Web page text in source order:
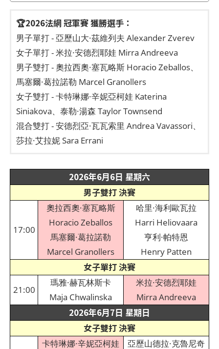
🏆2026法網 冠軍賽 獲勝選手：
男子單打 - 亞歷山大·茲維列夫 Alexander Zverev
女子單打 - 米拉·安德烈耶娃 Mirra Andreeva
男子雙打 - 奧拉西奧·塞瓦略斯 Horacio Zeballos、
馬塞爾·葛拉諾勒 Marcel Granollers
女子雙打 - 卡特琳娜·辛妮亞柯娃 Katerina
Siniakova、泰勒·湯森 Taylor Townsend
混合雙打 - 安德烈亞·瓦瓦索里 Andrea Vavassori、
莎拉·艾拉妮 Sara Errani
2026年6月6日 星期六
男子雙打 決賽
17:00
奧拉西奧·塞瓦略斯
Horacio Zeballos
馬塞爾·葛拉諾勒
Marcel Granollers
哈里·海利歐瓦拉
Harri Heliovaara
亨利·帕特恩
Henry Patten
女子單打 決賽
21:00
瑪雅·赫瓦林斯卡
Maja Chwalinska
米拉·安德烈耶娃
Mirra Andreeva
2026年6月7日 星期日
女子雙打 決賽
卡特琳娜·辛妮亞柯娃
亞歷山德拉·克魯尼奇